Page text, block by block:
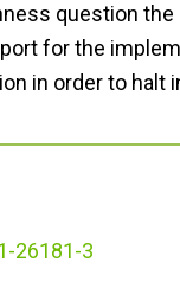
question
for the
in order to halt
26181-3